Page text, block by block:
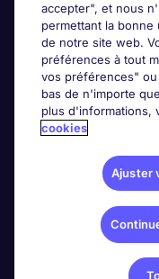
Candidats
Entreprises
Contact
Les avis Google
Nos offres
accepter", et nous
permettant la bonne
de notre site web.
préférences à tout
vos préférences"
bas de n'importe
plus d'informations,
cookies
Ajuster